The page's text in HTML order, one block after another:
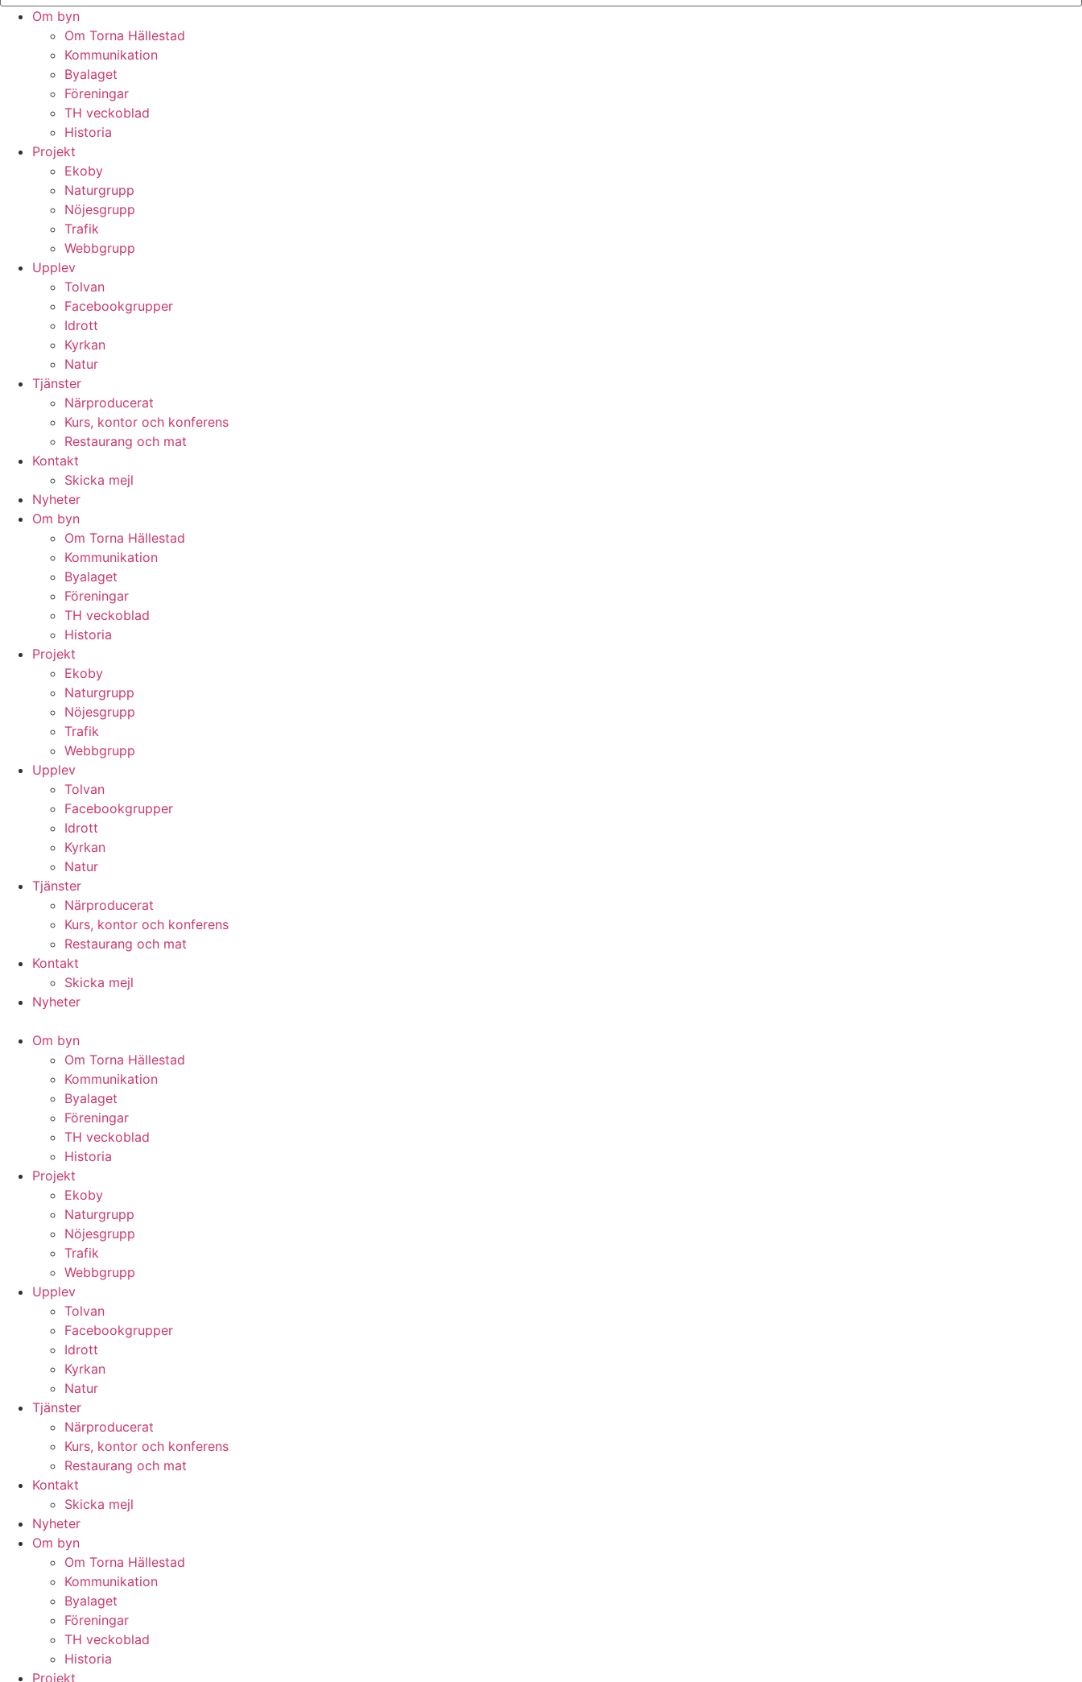
Om byn
Om Torna Hällestad
Kommunikation
Byalaget
Föreningar
TH veckoblad
Historia
Projekt
Ekoby
Naturgrupp
Nöjesgrupp
Trafik
Webbgrupp
Upplev
Tolvan
Facebookgrupper
Idrott
Kyrkan
Natur
Tjänster
Närproducerat
Kurs, kontor och konferens
Restaurang och mat
Kontakt
Skicka mejl
Nyheter
Om byn
Om Torna Hällestad
Kommunikation
Byalaget
Föreningar
TH veckoblad
Historia
Projekt
Ekoby
Naturgrupp
Nöjesgrupp
Trafik
Webbgrupp
Upplev
Tolvan
Facebookgrupper
Idrott
Kyrkan
Natur
Tjänster
Närproducerat
Kurs, kontor och konferens
Restaurang och mat
Kontakt
Skicka mejl
Nyheter
Om byn
Om Torna Hällestad
Kommunikation
Byalaget
Föreningar
TH veckoblad
Historia
Projekt
Ekoby
Naturgrupp
Nöjesgrupp
Trafik
Webbgrupp
Upplev
Tolvan
Facebookgrupper
Idrott
Kyrkan
Natur
Tjänster
Närproducerat
Kurs, kontor och konferens
Restaurang och mat
Kontakt
Skicka mejl
Nyheter
Om byn
Om Torna Hällestad
Kommunikation
Byalaget
Föreningar
TH veckoblad
Historia
Projekt